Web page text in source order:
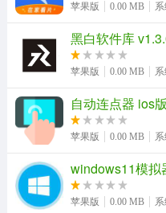
苹果版 0.00 MB
黑白软件库
苹果版 0.00 MB
自动连点器 ios
苹果版 0.00 MB
windows11模
苹果版 0.00 MB